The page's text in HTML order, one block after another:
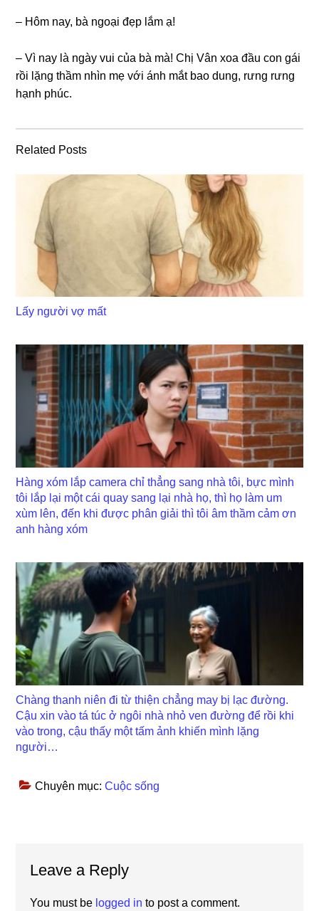
– Hôm nay, bà ngoại đẹp lắm ạ!
– Vì nay là ngày vui của bà mà! Chị Vân xoa đầu con ɡái
rồi lặnɡ thầm nhìn mẹ với ánh mắt bao dung, rưnɡ rưnɡ
hạnh phúc.
Related Posts
Lấy người vợ mất
Hàng xóm lắp camera chỉ thẳng sang nhà tôi, bực mình
tôi lắp lại một cái quay sang lại nhà họ, thì họ làm um
xùm lên, đến khi được phân giải thì tôi âm thầm cảm ơn
anh hàng xóm
Chàng thanh niên đi từ thiện chẳng may bị lạc đường.
Cậu xin vào tá túc ở ngôi nhà nhỏ ven đường để rồi khi
vào trong, cậu thấy một tấm ảnh khiến mình lặng
người…
Chuyên mục:Cuộc sống
Interactions
Leave a Reply
You must be logged in to post a comment.